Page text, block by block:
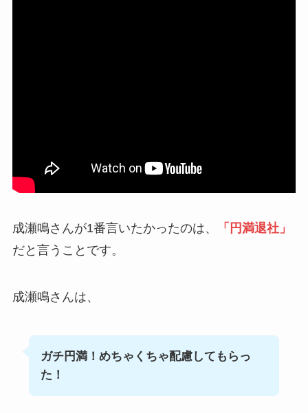
成瀬鳴さんが1番言いたかったのは、
「円満退社」
だと言うことです。
成瀬鳴さんは、
ガチ円満！めちゃくちゃ配慮してもらっ
た！